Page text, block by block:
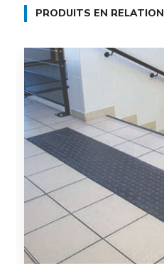
PRODUITS EN RELATION